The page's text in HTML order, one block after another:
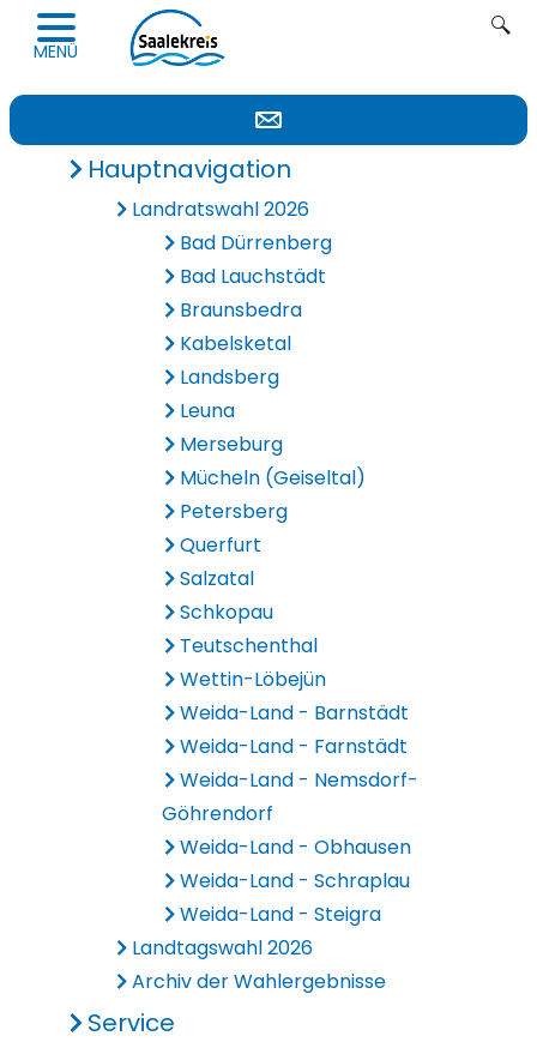
MENÜ
Navigation öffnen
Hauptnavigation
Landratswahl 2026
Bad Dürrenberg
Bad Lauchstädt
Braunsbedra
Kabelsketal
Landsberg
Leuna
Merseburg
Mücheln (Geiseltal)
Petersberg
Querfurt
Salzatal
Schkopau
Teutschenthal
Wettin-Löbejün
Weida-Land - Barnstädt
Weida-Land - Farnstädt
Weida-Land - Nemsdorf-
Göhrendorf
Weida-Land - Obhausen
Weida-Land - Schraplau
Weida-Land - Steigra
Landtagswahl 2026
Archiv der Wahlergebnisse
Service